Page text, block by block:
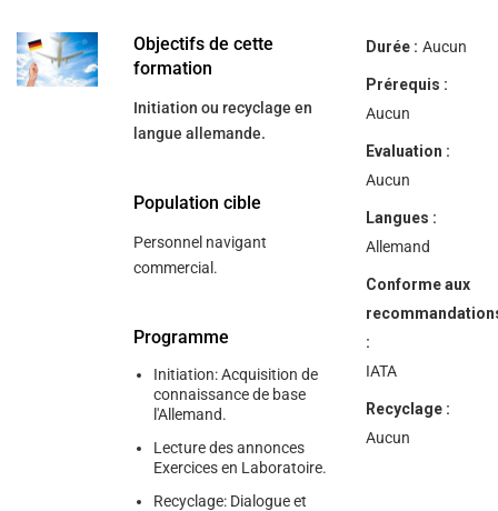
navigate
and
interact
Objectifs de cette
formation
Initiation ou recyclage en
langue allemande.
Population cible
Personnel navigant
commercial.
Programme
Initiation: Acquisition de
connaissance de base
l'Allemand.
Lecture des annonces
Exercices en Laboratoire.
Recyclage: Dialogue et
Durée : Aucun
Prérequis :
Aucun
Evaluation :
Aucun
Langues :
Allemand
Conforme aux
:
IATA
Recyclage :
Aucun